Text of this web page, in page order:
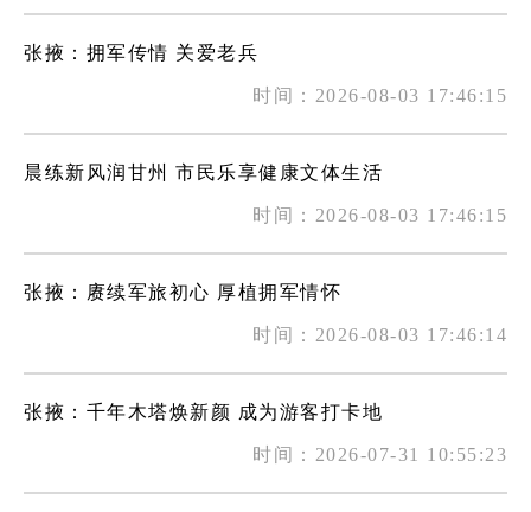
张掖：拥军传情 关爱老兵
时间：2026-08-03 17:46:15
晨练新风润甘州 市民乐享健康文体生活
时间：2026-08-03 17:46:15
张掖：赓续军旅初心 厚植拥军情怀
时间：2026-08-03 17:46:14
张掖：千年木塔焕新颜 成为游客打卡地
时间：2026-07-31 10:55:23